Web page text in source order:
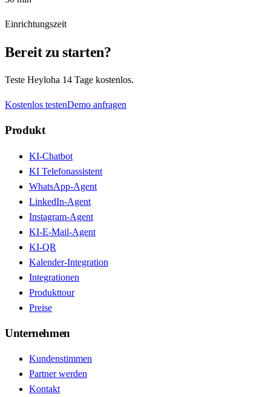
Einrichtungszeit
Bereit zu starten?
Teste Heyloha 14 Tage kostenlos.
Kostenlos testenDemo anfragen
Produkt
KI-Chatbot
KI Telefonassistent
WhatsApp-Agent
LinkedIn-Agent
Instagram-Agent
KI-E-Mail-Agent
KI-QR
Kalender-Integration
Integrationen
Produkttour
Preise
Unternehmen
Kundenstimmen
Partner werden
Kontakt